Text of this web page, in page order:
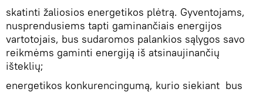
skatinti žaliosios energetikos plėtrą. Gyventojams,
nusprendusiems tapti gaminančiais energijos
vartotojais, bus sudaromos palankios sąlygos savo
reikmėms gaminti energiją iš atsinaujinančių
išteklių;
energetikos konkurencingumą, kurio siekiant bus